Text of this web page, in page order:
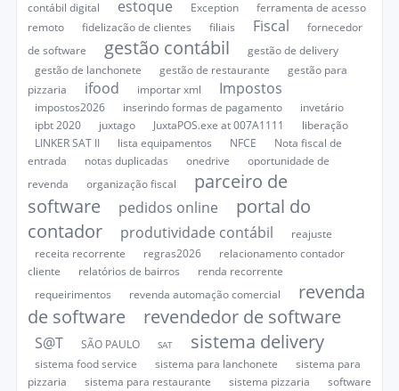
contábil digital estoque Exception
ferramenta de acesso
remoto
fidelização de clientes filiais Fiscal
fornecedor
de software
gestão contábil
gestão de delivery
gestão de lanchonete
gestão de restaurante
gestão para
pizzaria
ifood importar xml Impostos
impostos2026 inserindo formas de pagamento
invetário
ipbt 2020
juxtago JuxtaPOS.exe at 007A1111
liberação
LINKER SAT II
lista equipamentos NFCE
Nota fiscal de
entrada
notas duplicadas onedrive
oportunidade de
revenda
organização fiscal
parceiro de
software
pedidos online
portal do
contador
produtividade contábil
reajuste
receita recorrente
regras2026
relacionamento contador
cliente
relatórios de bairros
renda recorrente
requeirimentos
revenda automação comercial
revenda
de software
revendedor de software
S@T SÃO PAULO SAT sistema delivery
sistema food service sistema para lanchonete
sistema para
pizzaria
sistema para restaurante sistema pizzaria
software